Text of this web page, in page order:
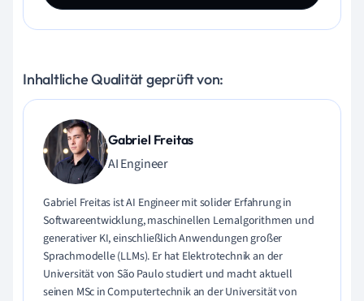
Inhaltliche Qualität geprüft von:
Gabriel Freitas
AI Engineer
Gabriel Freitas ist AI Engineer mit solider Erfahrung in
Softwareentwicklung, maschinellen Lernalgorithmen und
generativer KI, einschließlich Anwendungen großer
Sprachmodelle (LLMs). Er hat Elektrotechnik an der
Universität von São Paulo studiert und macht aktuell
seinen MSc in Computertechnik an der Universität von